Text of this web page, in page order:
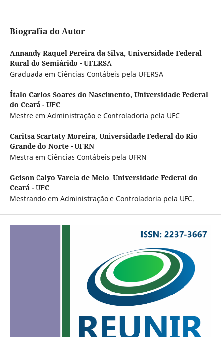
Biografia do Autor
Annandy Raquel Pereira da Silva, Universidade Federal
Rural do Semiárido - UFERSA
Graduada em Ciências Contábeis pela UFERSA
Ítalo Carlos Soares do Nascimento, Universidade Federal
do Ceará - UFC
Mestre em Administração e Controladoria pela UFC
Caritsa Scartaty Moreira, Universidade Federal do Rio
Grande do Norte - UFRN
Mestra em Ciências Contábeis pela UFRN
Geison Calyo Varela de Melo, Universidade Federal do
Ceará - UFC
Mestrando em Administração e Controladoria pela UFC.